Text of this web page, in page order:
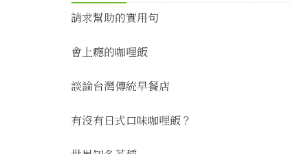
請求幫助的實用句
會上癮的咖哩飯
談論台灣傳統早餐店
有沒有日式口味咖哩飯？